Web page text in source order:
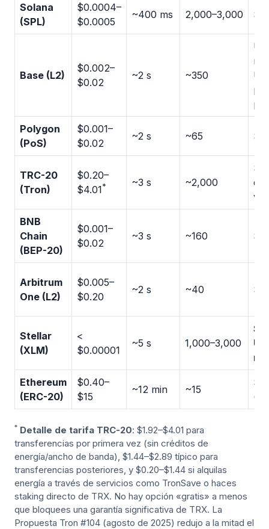
Solana
(SPL)
$0.0004–
$0.0005
~400 ms 2,000–3,000 Sí
Base (L2)
$0.002–
$0.02
~2 s ~350
por
Polygon
(PoS)
$0.001–
$0.02
~2 s ~65 Sí
TRC-20
(Tron)
$0.20–
$4.01* ~3 s ~2,000
Sí
del
BNB
Chain
(BEP-20)
$0.001–
$0.02
~3 s ~160 Sí
Arbitrum
One (L2)
$0.005–
$0.20
~2 s ~40 Sí
Stellar
(XLM)
<
$0.00001
~5 s 1,000–3,000
no
Ethereum
(ERC-20)
$0.40–
$15
~12 min ~15
Sí
* Detalle de tarifa TRC-20: $1.92–$4.01 para
transferencias por primera vez (sin créditos de
energía/ancho de banda), $1.44–$2.89 típico para
transferencias posteriores, y $0.20–$1.44 si alquilas
energía a través de servicios como TronSave o haces
staking directo de TRX. No hay opción «gratis» a menos
que bloquees una garantía significativa de TRX. La
Propuesta Tron #104 (agosto de 2025) redujo a la mitad el